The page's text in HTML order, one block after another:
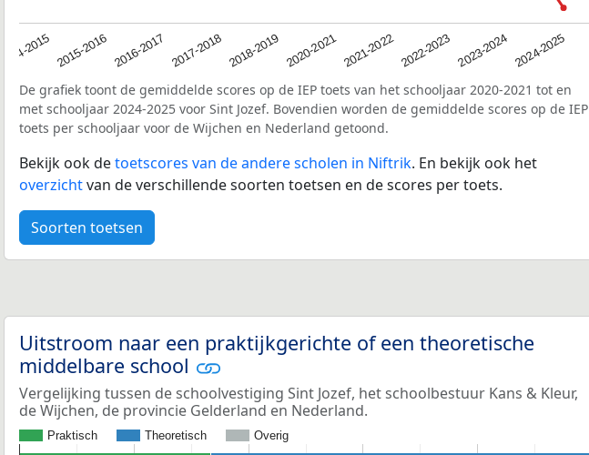
2015 2015-2016 2016-2017 2017-2018 2018-2019 2020-20212021-20222022-2023 2023-2024 2024-2025
De grafiek toont de gemiddelde scores op de IEP toets van het schooljaar 2020-2021 tot en
met schooljaar 2024-2025 voor Sint Jozef. Bovendien worden de gemiddelde scores op de IEP
toets per schooljaar voor de Wijchen en Nederland getoond.
Bekijk ook detoetscores van de andere scholen in Niftrik. En bekijk ook het
overzichtvan de verschillende soorten toetsen en de scores per toets.
Soorten toetsen
Uitstroom naar een praktijkgerichte of een theoretische
middelbare school
Vergelijking tussen de schoolvestiging Sint Jozef, het schoolbestuur Kans & Kleur,
de Wijchen, de provincie Gelderland en Nederland.
Praktisch Theoretisch Overig